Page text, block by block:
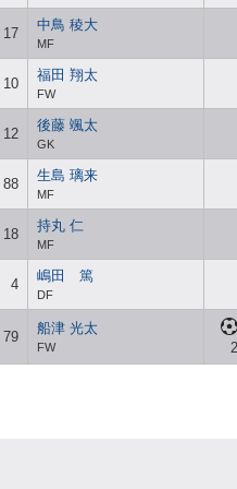
17
中鳥 稜大
MF
10
福田 翔太
FW
12
後藤 颯太
GK
88
生島 璃来
MF
18
持丸 仁
MF
4
嶋田 篤
DF
79
船津 光太
FW